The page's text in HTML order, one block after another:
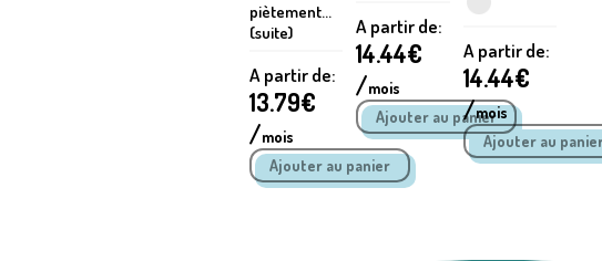
piètement...
(suite)
A partir de:
13.79€
/mois
A partir de:
14.44€
/mois
A partir de:
14.44€
/mois